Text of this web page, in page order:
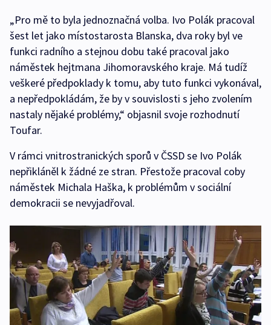
„Pro mě to byla jednoznačná volba. Ivo Polák pracoval
šest let jako místostarosta Blanska, dva roky byl ve
funkci radního a stejnou dobu také pracoval jako
náměstek hejtmana Jihomoravského kraje. Má tudíž
veškeré předpoklady k tomu, aby tuto funkci vykonával,
a nepředpokládám, že by v souvislosti s jeho zvolením
nastaly nějaké problémy,“ objasnil svoje rozhodnutí
Toufar.
V rámci vnitrostranických sporů v ČSSD se Ivo Polák
nepřikláněl k žádné ze stran. Přestože pracoval coby
náměstek Michala Haška, k problémům v sociální
demokracii se nevyjadřoval.